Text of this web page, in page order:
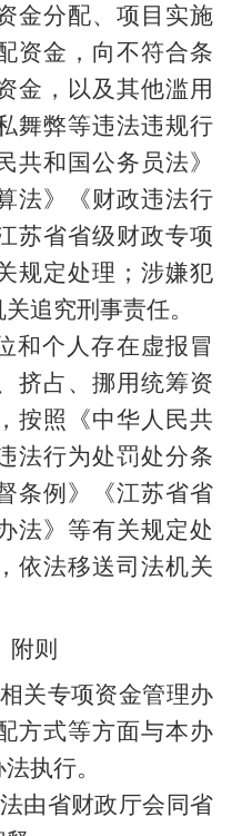
金分配、项目实施
资金，向不符合条
金，以及其他滥用
舞弊等违法违规行
共和国公务员法》
法》《财政违法行
苏省省级财政专项
规定处理；涉嫌犯
追究刑事责任。
和个人存在虚报冒
挤占、挪用统筹资
按照《中华人民共
法行为处罚处分条
条例》《江苏省省
法》等有关规定处
依法移送司法机关
附则
关专项资金管理办
方式等方面与本办
执行。
由省财政厅会同省